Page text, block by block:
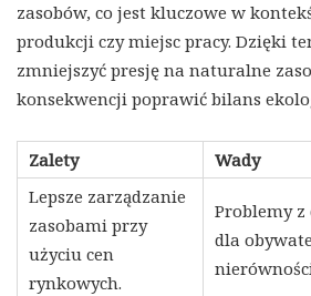
zasobów, co jest kluczowe w
produkcji czy miejsc pracy. Dzięki
zmniejszyć presję na naturalne
konsekwencji poprawić bilans
Zalety
Wady
Lepsze zarządzanie
zasobami przy
użyciu cen
rynkowych.
Problemy z
dla